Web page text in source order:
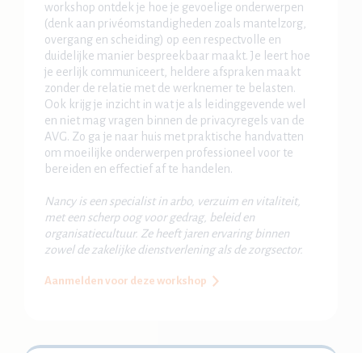
workshop ontdek je hoe je gevoelige onderwerpen
(denk aan privéomstandigheden zoals mantelzorg,
overgang en scheiding) op een respectvolle en
duidelijke manier bespreekbaar maakt. Je leert hoe
je eerlijk communiceert, heldere afspraken maakt
zonder de relatie met de werknemer te belasten.
Ook krijg je inzicht in wat je als leidinggevende wel
en niet mag vragen binnen de privacyregels van de
AVG. Zo ga je naar huis met praktische handvatten
om moeilijke onderwerpen professioneel voor te
bereiden en effectief af te handelen.
Nancy is een specialist in arbo, verzuim en vitaliteit,
met een scherp oog voor gedrag, beleid en
organisatiecultuur. Ze heeft jaren ervaring binnen
zowel de zakelijke dienstverlening als de zorgsector.
Aanmelden voor deze workshop